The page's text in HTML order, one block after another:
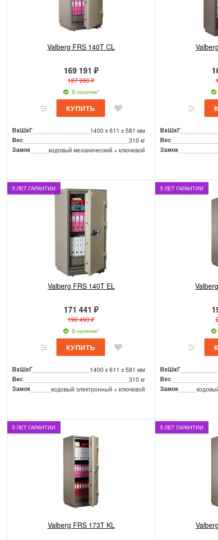
Valberg FRS 140T CL
169 191 ₽
187 990 ₽
В наличии*
ВxШxГ 1400 x 611 x 581 мм
Вес 310 кг
Замок кодовый механический + ключевой
ВxШxГ
Вес
Замок
5 ЛЕТ ГАРАНТИИ
Valberg FRS 140T EL
171 441 ₽
190 490 ₽
В наличии*
ВxШxГ 1400 x 611 x 581 мм
Вес 310 кг
Замок кодовый электронный + ключевой
5 ЛЕТ ГАРАНТИИ
ВxШxГ
Вес
Замок
5 ЛЕТ ГАРАНТИИ
Valberg FRS 173T KL
5 ЛЕТ ГАРАНТИИ